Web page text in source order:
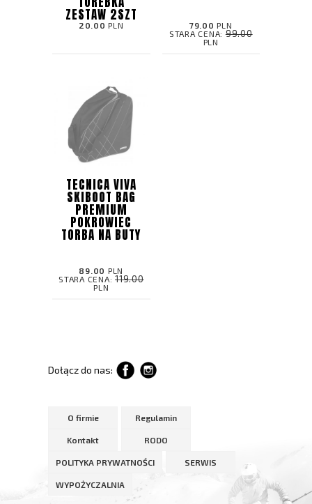
ZESTAW 2SZT
20.00 PLN 79.00 PLN
STARA CENA:99.00
PLN
TECNICA VIVA
SKIBOOT BAG
PREMIUM
POKROWIEC
TORBA NA BUTY
89.00 PLN
STARA CENA: 119.00
PLN
Dołącz do nas:
O firmie Regulamin
Kontakt RODO
POLITYKA PRYWATNOŚCI SERWIS
WYPOŻYCZALNIA